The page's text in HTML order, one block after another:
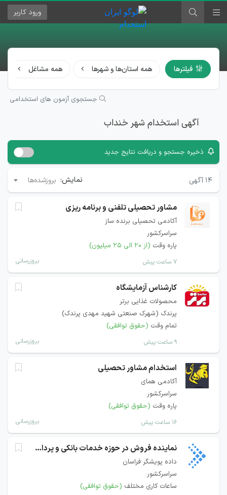
ورود کاربر
فیلترها همه استان‌ها و شهرها همه مشاغل
جستجوی آزمون های استخدامی
آگهی استخدام شهر خنداب
ذخیره جستجو و دریافت نتایج جدید
۱۴ آگهی نمایش: بروزشده‌ها
مشاور تحصیلی تلفنی و برنامه ریزی
آکادمی تحصیلی برنده ساز
سراسرکشور
پاره وقت (از ۲۰ الی ۲۵ میلیون)
۷ ساعت پیش بروزرسانی
کارشناس آزمایشگاه
محصولات غذایی برتر
پرندک (شهرک صنعتی شهید مهدی پرندک)
تمام وقت (حقوق توافقی)
۹ ساعت پیش بروزرسانی
استخدام مشاور تحصیلی
آکادمی همای
سراسرکشور
پاره وقت (حقوق توافقی)
۱۶ ساعت پیش بروزرسانی
نماینده فروش در حوزه خدمات بانکی و پرداخت
داده پویشگر فراسان
سراسرکشور
ساعات کاری مختلف (حقوق توافقی)